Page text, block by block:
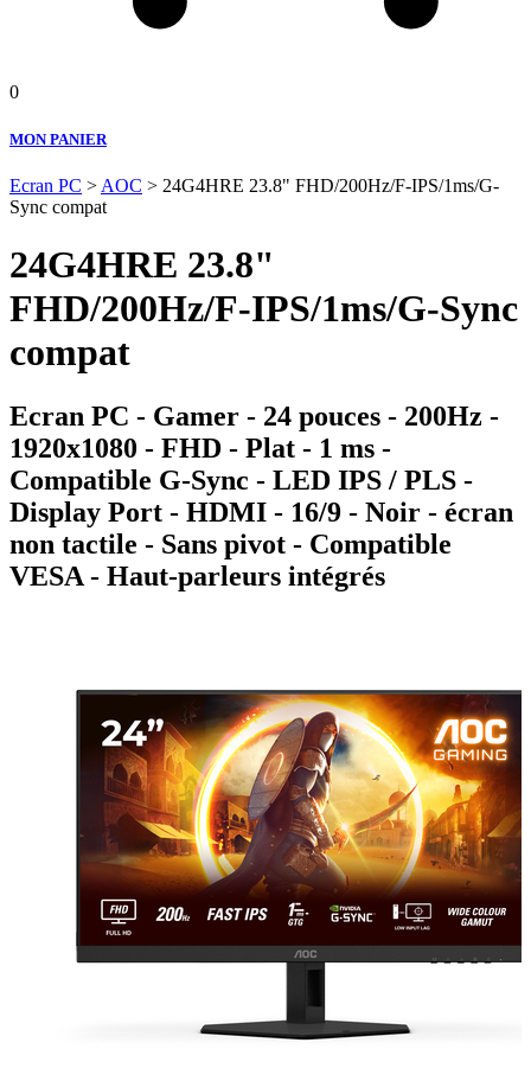
0
MON PANIER
Ecran PC > AOC > 24G4HRE 23.8" FHD/200Hz/F-IPS/1ms/G-
Sync compat
24G4HRE 23.8"
FHD/200Hz/F-IPS/1ms/G-Sync
compat
Ecran PC - Gamer - 24 pouces - 200Hz -
1920x1080 - FHD - Plat - 1 ms -
Compatible G-Sync - LED IPS / PLS -
Display Port - HDMI - 16/9 - Noir - écran
non tactile - Sans pivot - Compatible
VESA - Haut-parleurs intégrés